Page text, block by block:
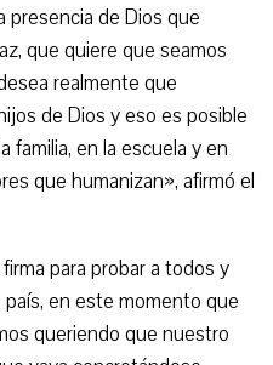
presencia de Dios que
que quiere que seamos
realmente que
de Dios y eso es posible
familia, en la escuela y en
que humanizan», afirmó el
para probar a todos y
en este momento que
queriendo que nuestro